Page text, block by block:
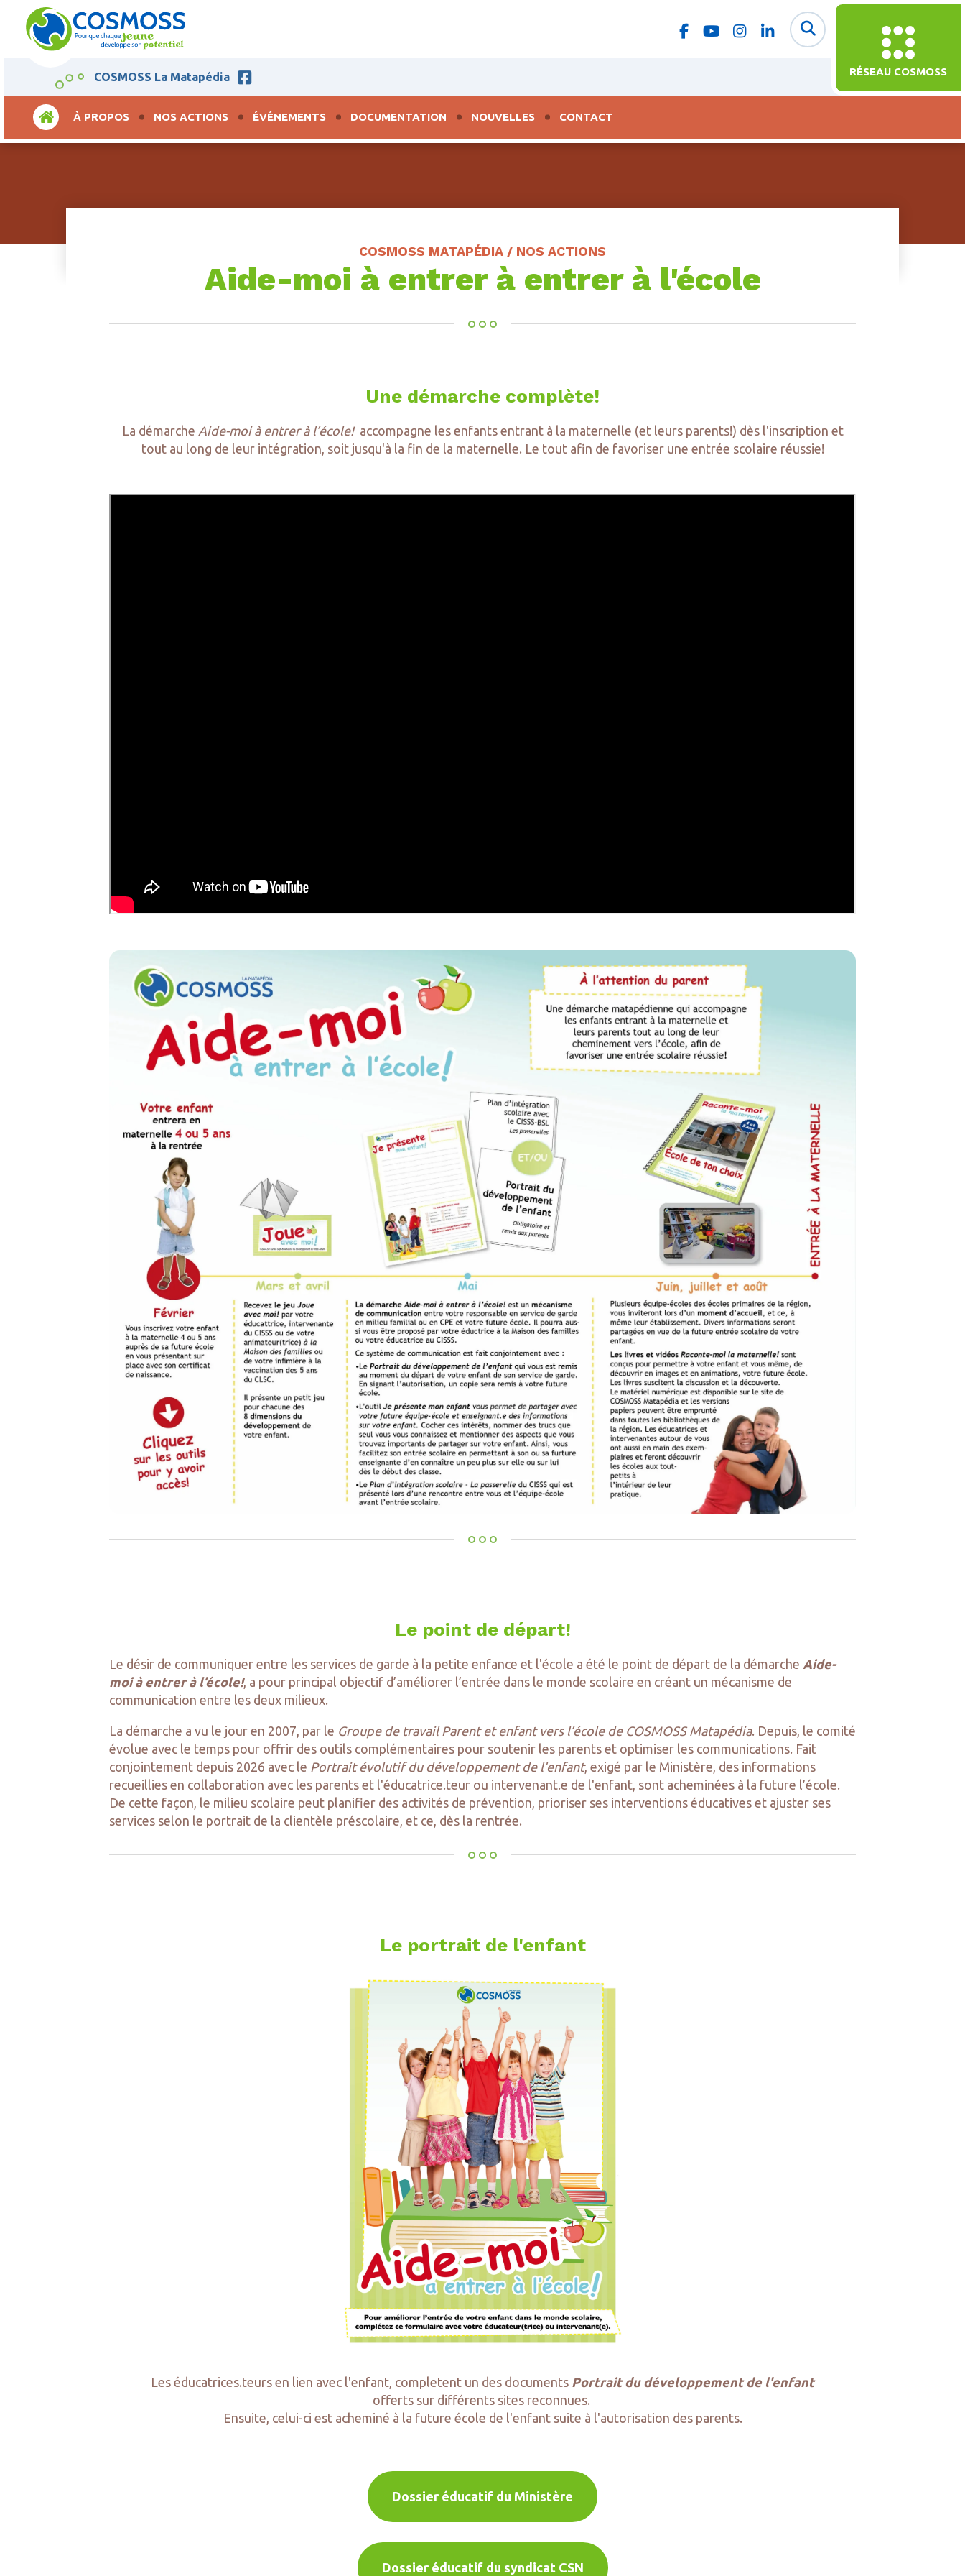
RÉSEAU COSMOSS
COSMOSS La Matapédia
ACCUEILÀ PROPOS NOS ACTIONS ÉVÉNEMENTS DOCUMENTATION NOUVELLES CONTACT
COSMOSS MATAPÉDIA / NOS ACTIONS
Aide-moi à entrer à entrer à l'école
Une démarche complète!
La démarche Aide-moi à entrer à l’école!accompagne les enfants entrant à la maternelle (et leurs parents!) dès l'inscription et
tout au long de leur intégration, soit jusqu'à la fin de la maternelle. Le tout afin de favoriser une entrée scolaire réussie!
Le point de départ!
Le désir de communiquer entre les services de garde à la petite enfance et l'école a été le point de départ de la démarche Aide-
moi à entrer à l’école!, a pour principal objectif d’améliorer l’entrée dans le monde scolaire en créant un mécanisme de
communication entre les deux milieux.
La démarche a vu le jour en 2007, par le Groupe de travail Parent et enfant vers l’école de COSMOSS Matapédia. Depuis, le comité
évolue avec le temps pour offrir des outils complémentaires pour soutenir les parents et optimiser les communications. Fait
conjointement depuis 2026 avec le Portrait évolutif du développement de l'enfant, exigé par le Ministère, des informations
recueillies en collaboration avec les parents et l'éducatrice.teur ou intervenant.e de l'enfant, sont acheminées à la future l’école.
De cette façon, le milieu scolaire peut planifier des activités de prévention, prioriser ses interventions éducatives et ajuster ses
services selon le portrait de la clientèle préscolaire, et ce, dès la rentrée.
Le portrait de l'enfant
Les éducatrices.teurs en lien avec l'enfant, completent un des documents Portrait du développement de l'enfant
offerts sur différents sites reconnues.
Ensuite, celui-ci est acheminé à la future école de l'enfant suite à l'autorisation des parents.
Dossier éducatif du Ministère
Dossier éducatif du syndicat CSN